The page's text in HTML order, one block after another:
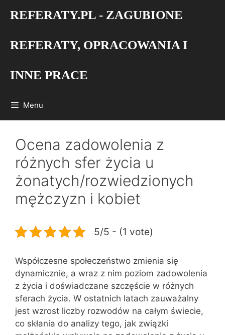
REFERATY.PL - ZAGUBIONE
REFERATY, OPRACOWANIA I
INNE PRACE
Menu
Ocena zadowolenia z
różnych sfer życia u
żonatych/rozwiedzionych
mężczyzn i kobiet
5/5 - (1 vote)
Współczesne społeczeństwo zmienia się
dynamicznie, a wraz z nim poziom zadowolenia
z życia i doświadczane szczęście w różnych
sferach życia. W ostatnich latach zauważalny
jest wzrost liczby rozwodów na całym świecie,
co skłania do analizy tego, jak związki